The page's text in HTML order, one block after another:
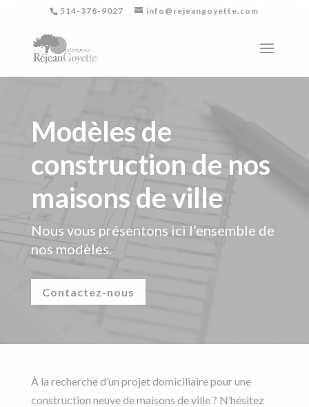
514-378-9027 info@rejeangoyette.com
Modèles de
construction de nos
maisons de ville
Nous vous présentons ici l’ensemble de
nos modèles.
Contactez-nous
À la recherche d’un projet domiciliaire pour une
construction neuve de maisons de ville ? N’hésitez